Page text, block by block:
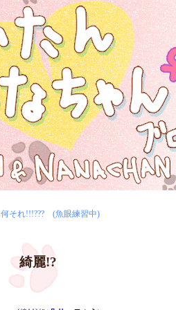
何それ!!!??? (魚眼練習中)
綺麗!?